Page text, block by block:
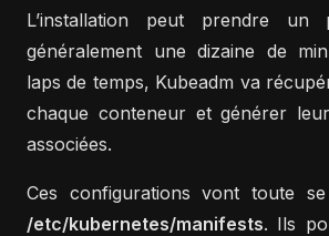
L’installation peut prendre un
généralement une dizaine de
laps de temps, Kubeadm va
chaque conteneur et générer
associées.
Ces configurations vont toute
/etc/kubernetes/manifests. Ils